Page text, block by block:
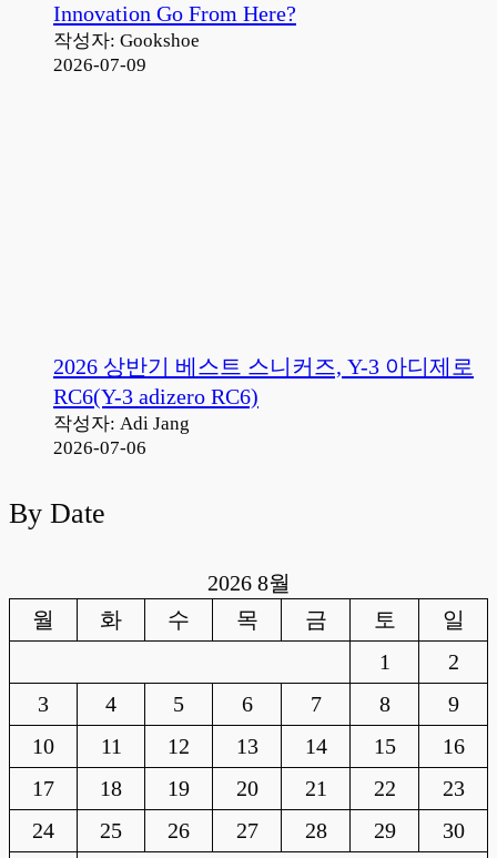
Innovation Go From Here?
작성자: Gookshoe
2026-07-09
2026 상반기 베스트 스니커즈, Y-3 아디제로
RC6(Y-3 adizero RC6)
작성자: Adi Jang
2026-07-06
By Date
2026 8월
월
화 수 목 금 토
일
1
2
3
4 5 6 7 8
9
10
11 12 13 14 15
16
17
18 19 20 21 22
23
24
25 26 27 28 29
30